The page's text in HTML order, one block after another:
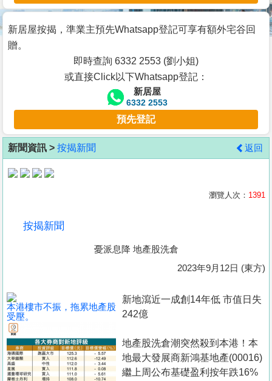
宅
谷
按
客
地
產
置
業
手
冊
新居屋按揭，準業主預先Whatsapp登記可享有額外宅谷回
贈。
即時查詢 6332 2553 (劉小姐)
或直接Click以下Whatsapp登記：
新居屋
6332 2553
預先登記
新聞資訊 > 按揭新聞 返回
瀏覽人次： 1391
按揭新聞
憂派息降 地產股洗倉
2023年9月12日 (東方)
本港樓市不振，拖累地產股
受壓。
新地瀉近一成創14年低 市值日失
242億
地產股洗倉潮突然殺到本港！本
地最大發展商新鴻基地產(00016)
繼上周公布基礎盈利按年跌16%